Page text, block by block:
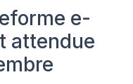
e-
attendue